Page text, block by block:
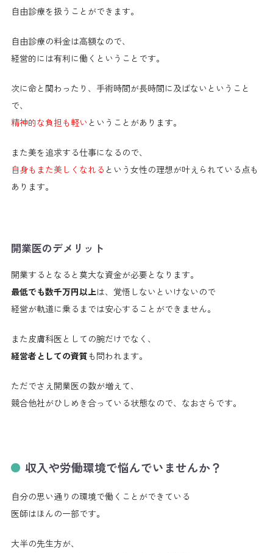
自由診療を扱うことができます。
自由診療の料金は高額なので、
経営的には有利に働くということです。
次に命と関わったり、手術時間が長時間に及ばないということ
で、
精神的な負担も軽い ということがあります。
また美を追求する仕事になるので、
自身もまた美しくなれる という女性の理想が叶えられている点も
あります。
開業医のデメリット
開業するとなると莫大な資金が必要となります。
最低でも数千万円以上は、覚悟しないといけないので
経営が軌道に乗るまでは安心することができません。
また皮膚科医としての腕だけでなく、
経営者としての資質も問われます。
ただでさえ開業医の数が増えて、
競合他社がひしめき合っている状態なので、なおさらです。
収入や労働環境で悩んでいませんか？
自分の思い通りの環境で働くことができている
医師はほんの一部です。
大半の先生方が、